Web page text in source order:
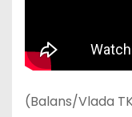
(Balans/Vlada